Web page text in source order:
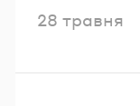
Опубліковано
28 травня